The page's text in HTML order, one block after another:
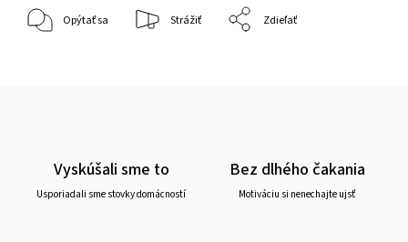
Opýtať sa Strážiť Zdieľať
Vyskúšali sme to
Usporiadali sme stovky domácností
Bez dlhého čakania
Motiváciu si nenechajte ujsť